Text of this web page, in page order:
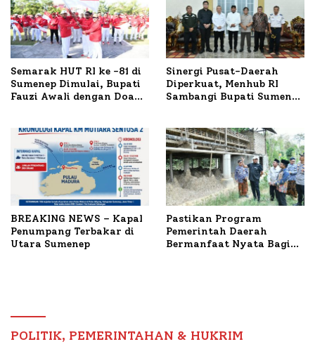
Semarak HUT RI ke -81 di
Sumenep Dimulai, Bupati
Fauzi Awali dengan Doa
Sinergi Pusat-Daerah
Diperkuat, Menhub RI
Sambangi Bupati Sumenep
BREAKING NEWS – Kapal
Penumpang Terbakar di
Utara Sumenep
Pastikan Program
Pemerintah Daerah
Bermanfaat Nyata Bagi
POLITIK, PEMERINTAHAN & HUKRIM